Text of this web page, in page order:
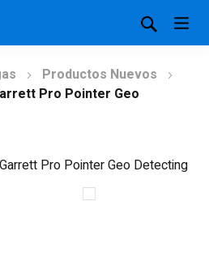
Productos Nuevos
Pro Pointer Geo